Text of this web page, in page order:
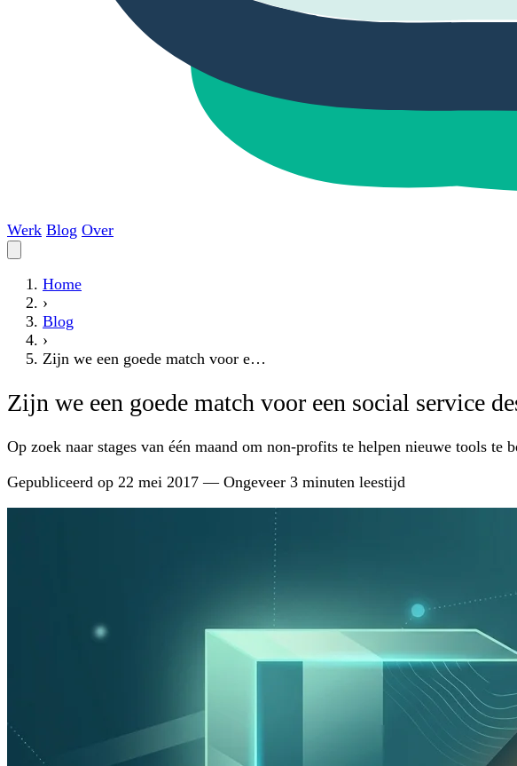
Werk Blog Over
Home
›
Blog
›
Zijn we een goede match voor e…
Zijn we een goede match voor een social service
Op zoek naar stages van één maand om non-profits te helpen nieuwe tools te
Gepubliceerd op 22 mei 2017 —Ongeveer 3 minuten leestijd